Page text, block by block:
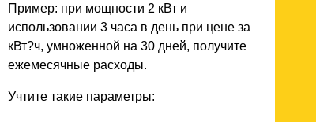
Пример: при мощности 2 кВт и
использовании 3 часа в день при цене за
кВт?ч, умноженной на 30 дней, получите
ежемесячные расходы.
Учтите такие параметры: